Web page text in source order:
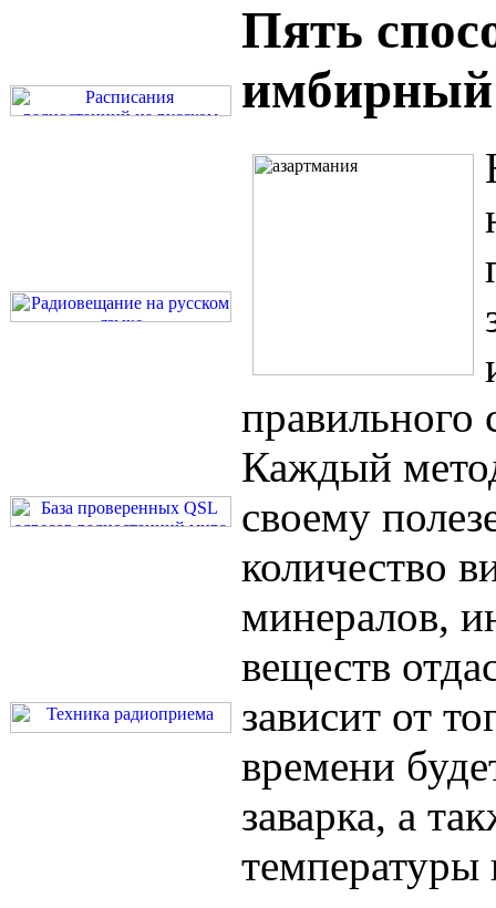
Пять
правильного
Каждый
своему
количество
минералов,
веществ
зависит от
времени
заварка, а
температуры